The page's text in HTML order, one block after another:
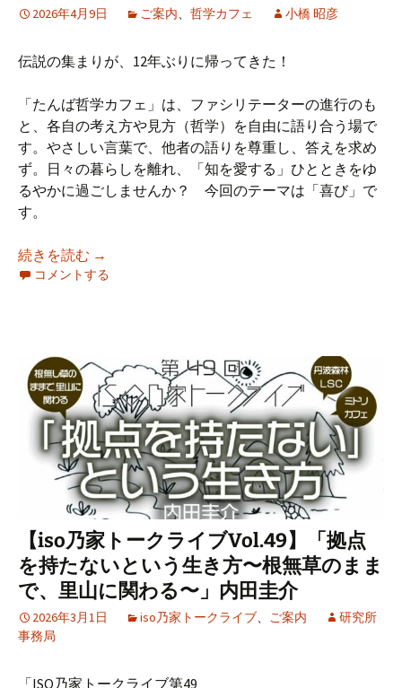
2026年4月9日 ご案内 哲学カフェ 小橋 昭彦
伝説の集まりが、12年ぶりに帰ってきた！
「たんば哲学カフェ」は、ファシリテーターの進行のも
と、各自の考え方や見方（哲学）を自由に語り合う場で
す。やさしい言葉で、他者の語りを尊重し、答えを求め
ず。日々の暮らしを離れ、「知を愛する」ひとときをゆ
るやかに過ごしませんか？ 今回のテーマは「喜び」で
す。
続きを読む 4月9日(木)第26回たんば哲学カフェ：テーマは
→
コメントする
【iso乃家トークライブVol.49】「拠点
を持たないという生き方〜根無草のまま
で、里山に関わる〜」内田圭介
2026年3月1日 iso乃家トークライブ、 ご案内
研究所
事務局
「ISO乃家トークライブ第49